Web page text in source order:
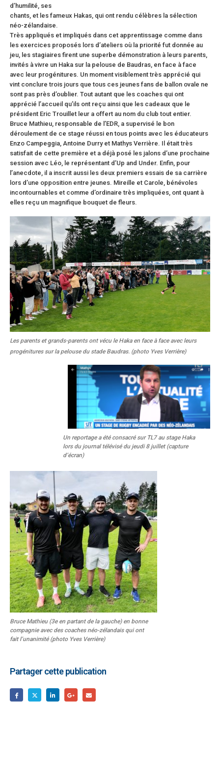
d’humilité, ses
chants, et les fameux Hakas, qui ont rendu célèbres la sélection
néo-zélandaise.
Très appliqués et impliqués dans cet apprentissage comme dans
les exercices proposés lors d’ateliers où la priorité fut donnée au
jeu, les stagiaires firent une superbe démonstration à leurs parents,
invités à vivre un Haka sur la pelouse de Baudras, en face à face
avec leur progénitures. Un moment visiblement très apprécié qui
vint conclure trois jours que tous ces jeunes fans de ballon ovale ne
sont pas près d’oublier. Tout autant que les coaches qui ont
apprécié l’accueil qu’ils ont reçu ainsi que les cadeaux que le
président Eric Trouillet leur a offert au nom du club tout entier.
Bruce Mathieu, responsable de l’EDR, a supervisé le bon
déroulement de ce stage réussi en tous points avec les éducateurs
Enzo Campeggia, Antoine Durry et Mathys Verrière. Il était très
satisfait de cette première et a déjà posé les jalons d’une prochaine
session avec Léo, le représentant d’Up and Under. Enfin, pour
l’anecdote, il a inscrit aussi les deux premiers essais de sa carrière
lors d’une opposition entre jeunes. Mireille et Carole, bénévoles
incontournables et comme d’ordinaire très impliquées, ont quant à
elles reçu un magnifique bouquet de fleurs.
Les parents et grands-parents ont vécu le Haka en face à face avec leurs
progénitures sur la pelouse du stade Baudras. (photo Yves Verrière)
Un reportage a été consacré sur TL7 au stage Haka
lors du journal télévisé du jeudi 8 juillet (capture
d’écran)
Bruce Mathieu (3e en partant de la gauche) en bonne
compagnie avec des coaches néo-zélandais qui ont
fait l’unanimité (photo Yves Verrière)
Partager cette publication